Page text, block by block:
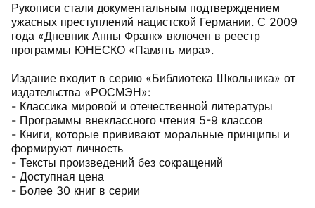
Рукописи стали документальным подтверждением
ужасных преступлений нацистской Германии. С 2009
года «Дневник Анны Франк» включен в реестр
программы ЮНЕСКО «Память мира».
Издание входит в серию «Библиотека Школьника» от
издательства «РОСМЭН»:
- Классика мировой и отечественной литературы
- Программы внеклассного чтения 5-9 классов
- Книги, которые прививают моральные принципы и
формируют личность
- Тексты произведений без сокращений
- Доступная цена
- Более 30 книг в серии